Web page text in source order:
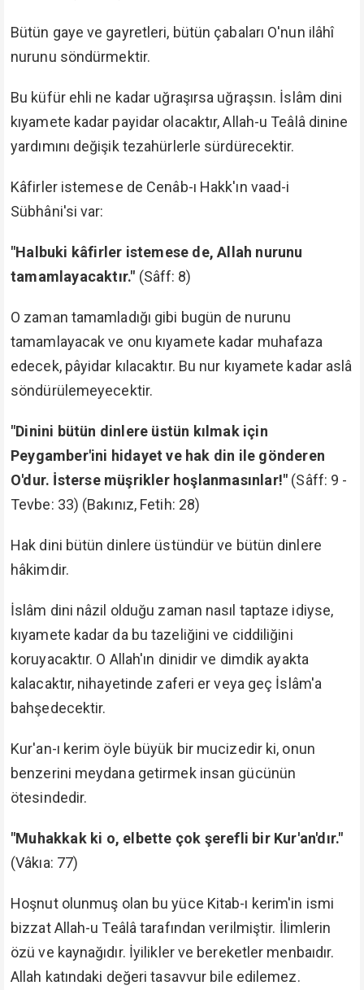
Bütün gaye ve gayretleri, bütün çabaları O'nun ilâhî
nurunu söndürmektir.
Bu küfür ehli ne kadar uğraşırsa uğraşsın. İslâm dini
kıyamete kadar payidar olacaktır, Allah-u Teâlâ dinine
yardımını değişik tezahürlerle sürdürecektir.
Kâfirler istemese de Cenâb-ı Hakk'ın vaad-i
Sübhâni'si var:
"Halbuki kâfirler istemese de, Allah nurunu
tamamlayacaktır." (Sâff: 8)
O zaman tamamladığı gibi bugün de nurunu
tamamlayacak ve onu kıyamete kadar muhafaza
edecek, pâyidar kılacaktır. Bu nur kıyamete kadar aslâ
söndürülemeyecektir.
"Dinini bütün dinlere üstün kılmak için
Peygamber'ini hidayet ve hak din ile gönderen
O'dur. İsterse müşrikler hoşlanmasınlar!" (Sâff: 9 -
Tevbe: 33) (Bakınız, Fetih: 28)
Hak dini bütün dinlere üstündür ve bütün dinlere
hâkimdir.
İslâm dini nâzil olduğu zaman nasıl taptaze idiyse,
kıyamete kadar da bu tazeliğini ve ciddiliğini
koruyacaktır. O Allah'ın dinidir ve dimdik ayakta
kalacaktır, nihayetinde zaferi er veya geç İslâm'a
bahşedecektir.
Kur'an-ı kerim öyle büyük bir mucizedir ki, onun
benzerini meydana getirmek insan gücünün
ötesindedir.
"Muhakkak ki o, elbette çok şerefli bir Kur'an'dır."
(Vâkıa: 77)
Hoşnut olunmuş olan bu yüce Kitab-ı kerim'in ismi
bizzat Allah-u Teâlâ tarafından verilmiştir. İlimlerin
özü ve kaynağıdır. İyilikler ve bereketler menbaıdır.
Allah katındaki değeri tasavvur bile edilemez.